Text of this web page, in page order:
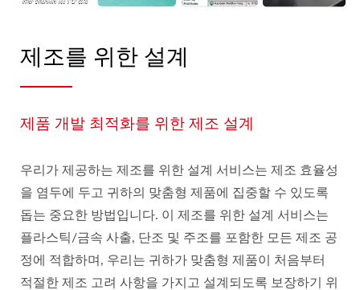
제조를 위한 설계
제품 개발 최적화를 위한 제조 설계
우리가 제공하는 제조를 위한 설계 서비스는 제조 효율성
을 염두에 두고 귀하의 맞춤형 제품에 집중할 수 있도록
돕는 중요한 방법입니다. 이 제조를 위한 설계 서비스는
플라스틱/금속 사출, 단조 및 주조를 포함한 모든 제조 공
정에 적합하며, 우리는 귀하가 맞춤형 제품이 처음부터
적절한 제조 고려 사항을 가지고 설계되도록 보장하기 위